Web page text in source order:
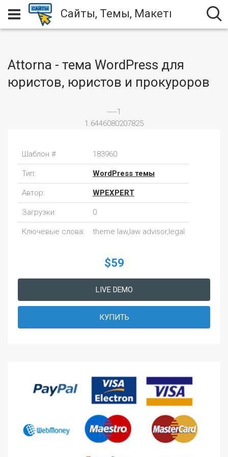
Сайты, Темы, Макеты
Attorna - тема WordPress для
юристов, юристов и прокуроров
-----1
1.6446080207825
Шаблон # 183960
Тип: WordPress темы
Автор: WPEXPERT
Загрузки: 0
Ключевые слова: theme law,law advisor,legal
$59
LIVE DEMO
КУПИТЬ